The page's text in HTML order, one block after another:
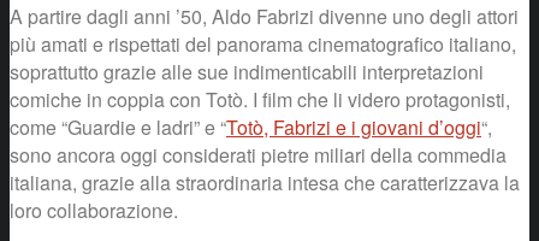
A partire dagli anni ’50, Aldo Fabrizi divenne uno degli attori
più amati e rispettati del panorama cinematografico italiano,
soprattutto grazie alle sue indimenticabili interpretazioni
comiche in coppia con Totò. I film che li videro protagonisti,
come “Guardie e ladri” e “Totò, Fabrizi e i giovani d’oggi“,
sono ancora oggi considerati pietre miliari della commedia
italiana, grazie alla straordinaria intesa che caratterizzava la
loro collaborazione.